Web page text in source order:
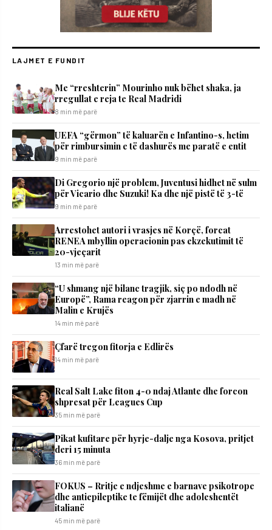
LAJMET E FUNDIT
Me “rreshterin” Mourinho nuk bëhet shaka, ja
rregullat e reja te Real Madridi
8 min më parë
UEFA “gërmon” të kaluarën e Infantino-s, hetim
për rimbursimin e të dashurës me paratë e entit
9 min më parë
Di Gregorio një problem, Juventusi hidhet në sulm
për Vicario dhe Suzuki! Ka dhe një pistë të 3-të
9 min më parë
Arrestohet autori i vrasjes në Korçë, forcat
RENEA mbyllin operacionin pas ekzekutimit të
20-vjeçarit
13 min më parë
“U shmang një bilanc tragjik, siç po ndodh në
Europë”, Rama reagon për zjarrin e madh në
Malin e Krujës
14 min më parë
Çfarë tregon fitorja e Edlirës
14 min më parë
Real Salt Lake fiton 4-0 ndaj Atlante dhe forcon
shpresat për Leagues Cup
35 min më parë
​Pikat kufitare për hyrje-dalje nga Kosova, pritjet
deri 15 minuta
36 min më parë
FOKUS – Rritje e ndjeshme e barnave psikotrope
dhe antiepileptike te fëmijët dhe adoleshentët
italianë
45 min më parë